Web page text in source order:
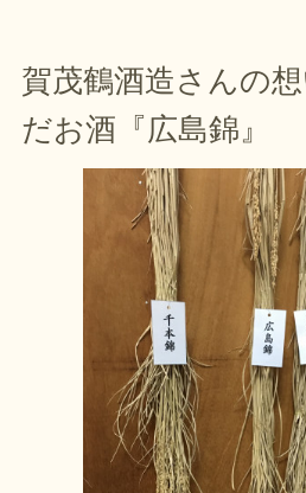
賀茂鶴酒造さんの
だお酒『広島錦』